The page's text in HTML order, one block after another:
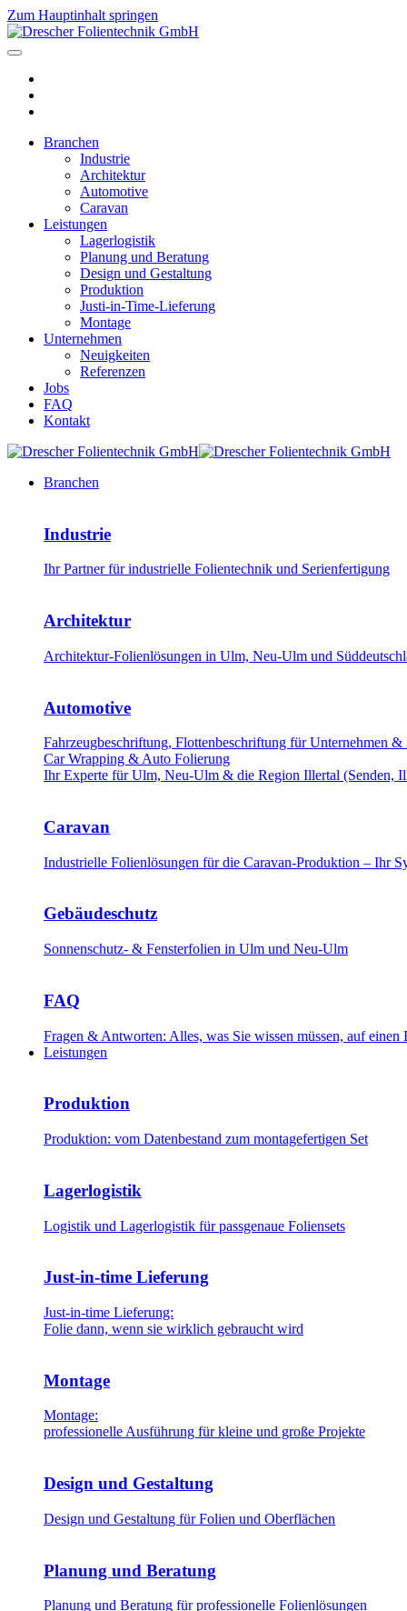
Zum Hauptinhalt springen
Branchen
Industrie
Architektur
Automotive
Caravan
Leistungen
Lagerlogistik
Planung und Beratung
Design und Gestaltung
Produktion
Justi-in-Time-Lieferung
Montage
Unternehmen
Neuigkeiten
Referenzen
Jobs
FAQ
Kontakt
Branchen
Industrie
Ihr Partner für industrielle Folientechnik und Serienfertigung
Architektur
Architektur-Folienlösungen in Ulm, Neu-Ulm und
Automotive
Fahrzeugbeschriftung, Flottenbeschriftung für Unternehmen &
Car Wrapping & Auto Folierung
Ihr Experte für Ulm, Neu-Ulm & die Region Illertal (Senden,
Caravan
Industrielle Folienlösungen für die Caravan-Produktion – Ihr
Gebäudeschutz
Sonnenschutz- & Fensterfolien in Ulm und Neu-Ulm
FAQ
Fragen & Antworten: Alles, was Sie wissen müssen, auf einen
Leistungen
Produktion
Produktion: vom Datenbestand zum montagefertigen Set
Lagerlogistik
Logistik und Lagerlogistik für passgenaue Foliensets
Just-in-time Lieferung
Just-in-time Lieferung:
Folie dann, wenn sie wirklich gebraucht wird
Montage
Montage:
professionelle Ausführung für kleine und große Projekte
Design und Gestaltung
Design und Gestaltung für Folien und Oberflächen
Planung und Beratung
Planung und Beratung für professionelle Folienlösungen